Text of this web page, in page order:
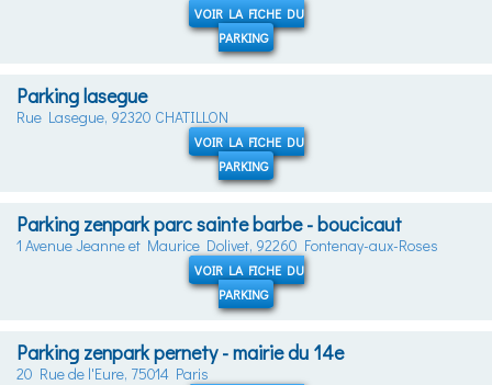
VOIR LA FICHE DU
PARKING
Parking lasegue
Rue Lasegue, 92320 CHATILLON
VOIR LA FICHE DU
PARKING
Parking zenpark parc sainte barbe - boucicaut
1 Avenue Jeanne et Maurice Dolivet, 92260 Fontenay-aux-Roses
VOIR LA FICHE DU
PARKING
Parking zenpark pernety - mairie du 14e
20 Rue de l'Eure, 75014 Paris